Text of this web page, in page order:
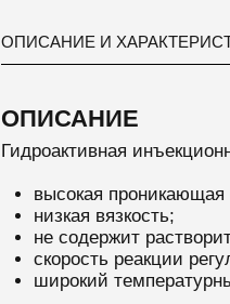
ОПИСАНИЕ И
ОПИСАНИЕ
Гидроактивная
высокая проникающая
низкая вязкость;
не содержит
скорость реакции
широкий